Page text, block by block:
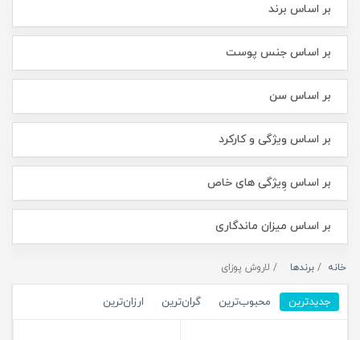
بر اساس برند
بر اساس جنس پوست
بر اساس سن
بر اساس ویژگی و کارکرد
بر اساس وِیژگی های خاص
بر اساس میزان ماندگاری
خانه برندها لاروش پوزای
جدیدترین محبوب‌ترین گران‌ترین ارزان‌ترین